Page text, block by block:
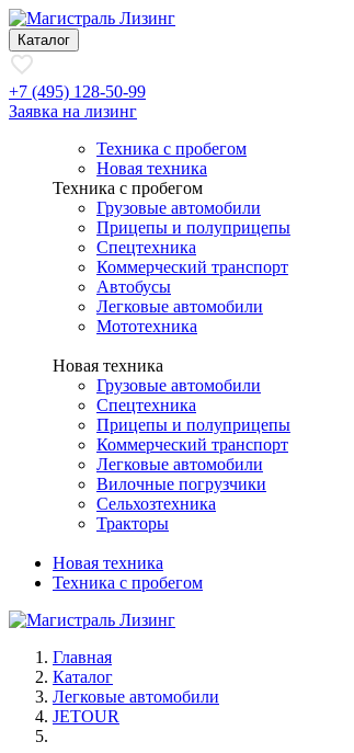
Каталог
+7 (495) 128-50-99
Заявка на лизинг
Техника с пробегом
Новая техника
Техника с пробегом
Грузовые автомобили
Прицепы и полуприцепы
Спецтехника
Коммерческий транспорт
Автобусы
Легковые автомобили
Мототехника
Новая техника
Грузовые автомобили
Спецтехника
Прицепы и полуприцепы
Коммерческий транспорт
Легковые автомобили
Вилочные погрузчики
Сельхозтехника
Тракторы
Новая техника
Техника с пробегом
Главная
Каталог
Легковые автомобили
JETOUR